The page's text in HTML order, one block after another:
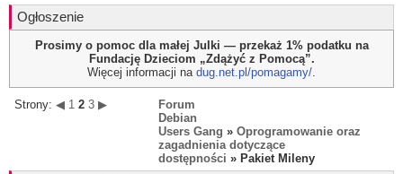
Ogłoszenie
Prosimy o pomoc dla małej Julki — przekaż 1% podatku na
Fundację Dzieciom „Zdążyć z Pomocą”.
Więcej informacji na dug.net.pl/pomagamy/.
Strony: ◀ 1 2 3 ▶
Forum
Debian
Users Gang » Oprogramowanie oraz
zagadnienia dotyczące
dostępności » Pakiet Mileny